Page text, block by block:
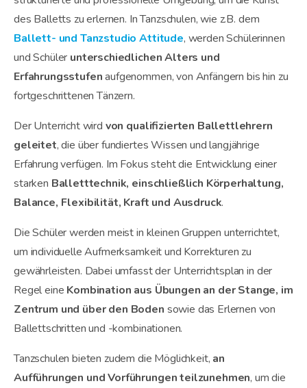
des Balletts zu erlernen. In Tanzschulen, wie z.B. dem
Ballett- und Tanzstudio Attitude, werden Schülerinnen
und Schüler unterschiedlichen Alters und
Erfahrungsstufenaufgenommen, von Anfängern bis hin zu
fortgeschrittenen Tänzern.
Der Unterricht wird von qualifizierten Ballettlehrern
geleitet, die über fundiertes Wissen und langjährige
Erfahrung verfügen. Im Fokus steht die Entwicklung einer
starken Balletttechnik, einschließlich Körperhaltung,
Balance, Flexibilität, Kraft und Ausdruck.
Die Schüler werden meist in kleinen Gruppen unterrichtet,
um individuelle Aufmerksamkeit und Korrekturen zu
gewährleisten. Dabei umfasst der Unterrichtsplan in der
Regel eine Kombination aus Übungen an der Stange, im
Zentrum und über den Boden sowie das Erlernen von
Ballettschritten und -kombinationen.
Tanzschulen bieten zudem die Möglichkeit, an
Aufführungen und Vorführungen teilzunehmen, um die